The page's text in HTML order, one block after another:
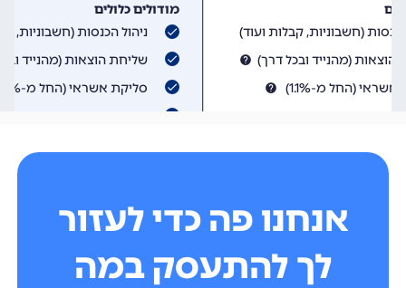
אנחנו פה כדי לעזור
לך להתעסק במה